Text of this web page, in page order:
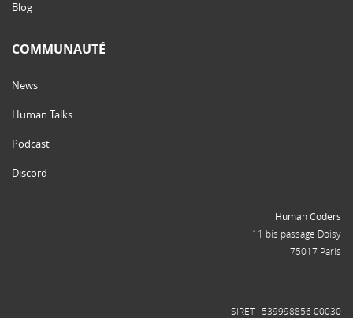
Blog
COMMUNAUTÉ
News
Human Talks
Podcast
Discord
Human Coders
11 bis passage Doisy
75017 Paris
SIRET : 539998856 00030